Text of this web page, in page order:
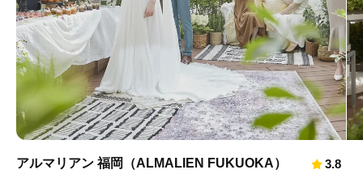
アルマリアン 福岡（ALMALIEN FUKUOKA） 3.8